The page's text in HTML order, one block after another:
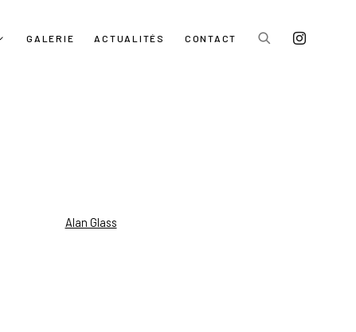
GALERIE ACTUALITÉS CONTACT